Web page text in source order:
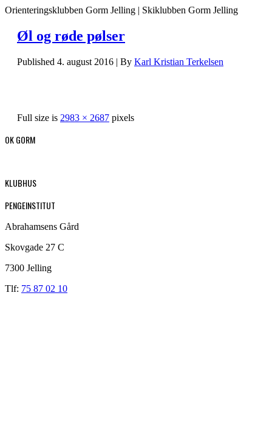
Orienteringsklubben Gorm Jelling | Skiklubben Gorm Jelling
Øl og røde pølser
Published 4. august 2016 | By Karl Kristian Terkelsen
Full size is 2983 × 2687 pixels
OK GORM
KLUBHUS
PENGEINSTITUT
Abrahamsens Gård
Skovgade 27 C
7300 Jelling
Tlf: 75 87 02 10